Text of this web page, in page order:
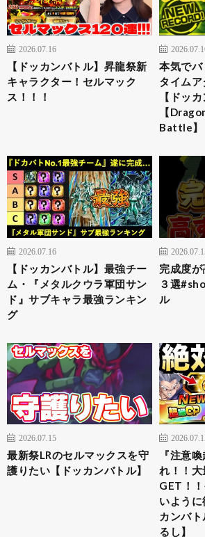
2026.07.16
【ドッカンバトル】昇龍祭新
キャラクター！セルマック
ス！！！
本気で
タイムア
【ドッ
【
Battle】
2026.07.16
【ドッカンバトル】最強チー
ム・『メタルクウラ軍団サン
ド』サブキャラ最強ランキン
グ
完成度
３選
ル
2026.07.15
最新祭LRのセルマックスを守
護りたい【ドッカンバトル】
『注意
れ！！
GET！
いよう
カンバ
るし】